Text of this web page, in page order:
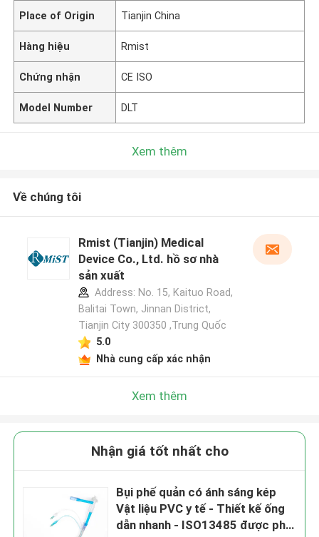
Place of Origin Tianjin China
Hàng hiệu Rmist
Chứng nhận CE ISO
Model Number DLT
Xem thêm
Về chúng tôi
Rmist (Tianjin) Medical
Device Co., Ltd. hồ sơ nhà
sản xuất
Address: No. 15, Kaituo Road,
Balitai Town, Jinnan District,
Tianjin City 300350 ,Trung Quốc
5.0
Nhà cung cấp xác nhận
Xem thêm
Nhận giá tốt nhất cho
Bụi phế quản có ánh sáng kép ️
Vật liệu PVC y tế - Thiết kế ống
dẫn nhanh - ISO13485 được phê